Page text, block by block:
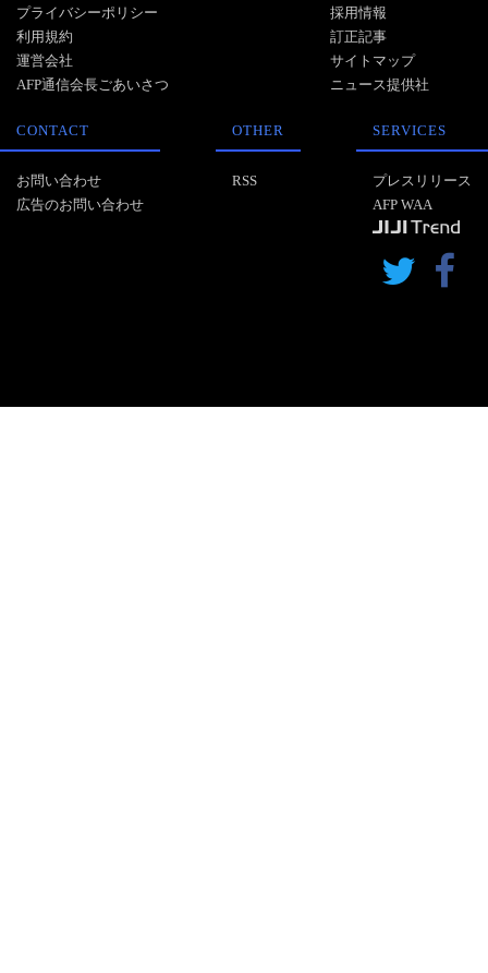
プライバシーポリシー
利用規約
運営会社
AFP通信会長ごあいさつ
採用情報
訂正記事
サイトマップ
ニュース提供社
CONTACT
お問い合わせ
広告のお問い合わせ
OTHER
RSS
SERVICES
プレスリリース
AFP WAA